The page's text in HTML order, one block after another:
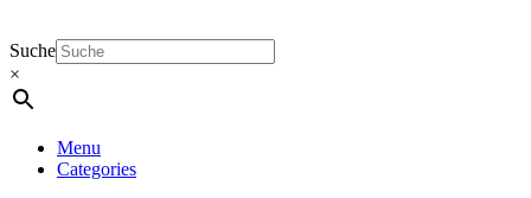
Suche
×
Menu
Categories